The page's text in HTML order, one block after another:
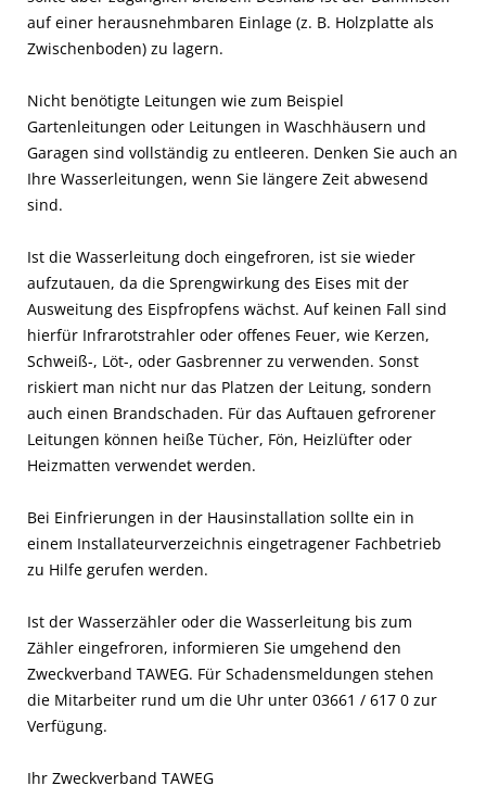
auf einer herausnehmbaren Einlage (z. B. Holzplatte als
Zwischenboden) zu lagern.
Nicht benötigte Leitungen wie zum Beispiel
Gartenleitungen oder Leitungen in Waschhäusern und
Garagen sind vollständig zu entleeren. Denken Sie auch an
Ihre Wasserleitungen, wenn Sie längere Zeit abwesend
sind.
Ist die Wasserleitung doch eingefroren, ist sie wieder
aufzutauen, da die Sprengwirkung des Eises mit der
Ausweitung des Eispfropfens wächst. Auf keinen Fall sind
hierfür Infrarotstrahler oder offenes Feuer, wie Kerzen,
Schweiß-, Löt-, oder Gasbrenner zu verwenden. Sonst
riskiert man nicht nur das Platzen der Leitung, sondern
auch einen Brandschaden. Für das Auftauen gefrorener
Leitungen können heiße Tücher, Fön, Heizlüfter oder
Heizmatten verwendet werden.
Bei Einfrierungen in der Hausinstallation sollte ein in
einem Installateurverzeichnis eingetragener Fachbetrieb
zu Hilfe gerufen werden.
Ist der Wasserzähler oder die Wasserleitung bis zum
Zähler eingefroren, informieren Sie umgehend den
Zweckverband TAWEG. Für Schadensmeldungen stehen
die Mitarbeiter rund um die Uhr unter 03661 / 617 0 zur
Verfügung.
Ihr Zweckverband TAWEG